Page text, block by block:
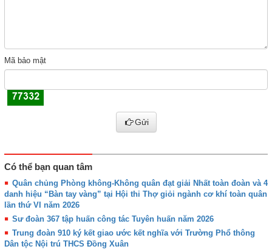
Mã bảo mật
Gửi
Có thể bạn quan tâm
Quân chủng Phòng không-Không quân đạt giải Nhất toàn đoàn và 4
danh hiệu “Bàn tay vàng” tại Hội thi Thợ giỏi ngành cơ khí toàn quân
lần thứ VI năm 2026
Sư đoàn 367 tập huấn công tác Tuyên huấn năm 2026
Trung đoàn 910 ký kết giao ước kết nghĩa với Trường Phổ thông
Dân tộc Nội trú THCS Đồng Xuân